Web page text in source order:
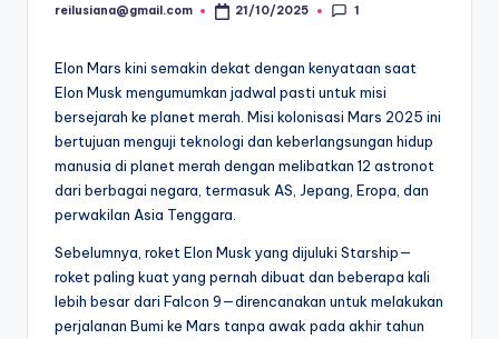
Posted
reilusiana@gmail.com 21/10/2025 1
Elon Mars kini semakin dekat dengan kenyataan saat
Elon Musk mengumumkan jadwal pasti untuk misi
bersejarah ke planet merah. Misi kolonisasi Mars 2025 ini
bertujuan menguji teknologi dan keberlangsungan hidup
manusia di planet merah dengan melibatkan 12 astronot
dari berbagai negara, termasuk AS, Jepang, Eropa, dan
perwakilan Asia Tenggara.
Sebelumnya, roket Elon Musk yang dijuluki Starship—
roket paling kuat yang pernah dibuat dan beberapa kali
lebih besar dari Falcon 9—direncanakan untuk melakukan
perjalanan Bumi ke Mars tanpa awak pada akhir tahun